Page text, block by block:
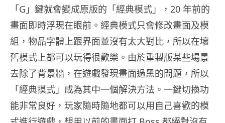
「G」鍵就會變成原版的「經典模式」，20 年前的
畫面即時浮現在眼前。經典模式只會修改畫面及模
組，物品字體上跟界面並沒有太大對比，所以在壞
舊模式上都可以玩得很歡樂。由於重製版某些場景
去除了背景牆，在遊戲發現畫面過黑的問題，所以
「經典摸式」成為其中一個解決方法。一鍵切換功
能非常良好，玩家隨時隨地都可以用自己喜歡的模